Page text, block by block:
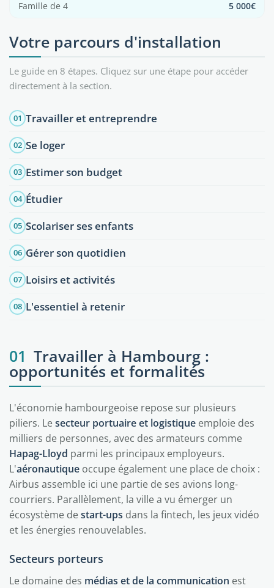
Famille de 4 5 000€
Votre parcours d'installation
Le guide en 8 étapes. Cliquez sur une étape pour accéder
directement à la section.
01 Travailler et entreprendre
02 Se loger
03 Estimer son budget
04 Étudier
05 Scolariser ses enfants
06 Gérer son quotidien
07 Loisirs et activités
08 L'essentiel à retenir
01 Travailler à Hambourg :
opportunités et formalités
L'économie hambourgeoise repose sur plusieurs
piliers. Lesecteur portuaire et logistique emploie des
milliers de personnes, avec des armateurs comme
Hapag-Lloyd parmi les principaux employeurs.
L'aéronautique occupe également une place de choix :
Airbus assemble ici une partie de ses avions long-
courriers. Parallèlement, la ville a vu émerger un
écosystème destart-ups dans la fintech, les jeux vidéo
et les énergies renouvelables.
Secteurs porteurs
Le domaine des médias et de la communication est